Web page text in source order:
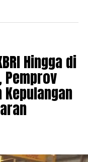
Hingga di